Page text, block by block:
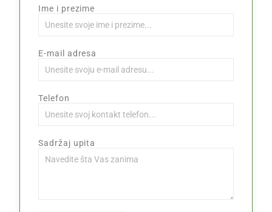
Ime i prezime
E-mail adresa
Telefon
Sadržaj upita